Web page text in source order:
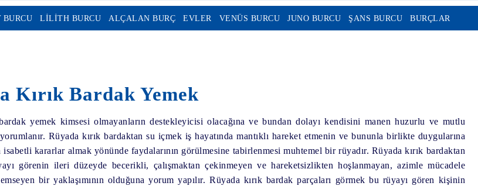
BURCU LİLİTH BURCU ALÇALAN BURÇ EVLER VENÜS BURCU JUNO BURCU ŞANS BURCU BURÇLAR
Kırık Bardak Yemek
yemek kimsesi olmayanların destekleyicisi olacağına ve bundan dolayı kendisini manen huzurlu ve mutlu
Rüyada kırık bardaktan su içmek iş hayatında mantıklı hareket etmenin ve bununla birlikte duygularına
isabetli kararlar almak yönünde faydalarının görülmesine tabirlenmesi muhtemel bir rüyadır. Rüyada kırık bardaktan
görenin ileri düzeyde becerikli, çalışmaktan çekinmeyen ve hareketsizlikten hoşlanmayan, azimle mücadele
bir yaklaşımının olduğuna yorum yapılır. Rüyada kırık bardak parçaları görmek bu rüyayı gören kişinin